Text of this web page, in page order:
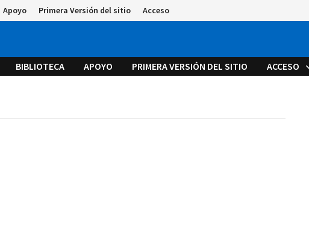
Apoyo Primera Versión del sitio Acceso
BIBLIOTECA APOYO PRIMERA VERSIÓN DEL SITIO ACCESO